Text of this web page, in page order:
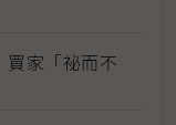
家「祕而不